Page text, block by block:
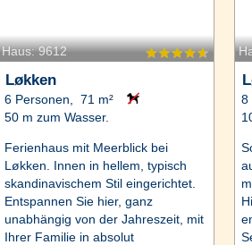
Haus: 9612
Løkken
6 Personen, 71 m²
50 m zum Wasser.
Ferienhaus mit Meerblick bei
Løkken. Innen in hellem, typisch
skandinavischem Stil eingerichtet.
Entspannen Sie hier, ganz
unabhängig von der Jahreszeit, mit
Ihrer Familie in absolut
8